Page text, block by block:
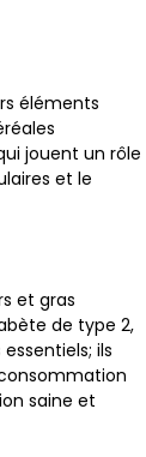
éléments
jouent un rôle
et le
et gras
de type 2,
ils
saine et